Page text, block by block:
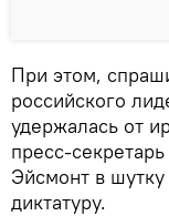
При этом,
российского
удержалась от
пресс-
Эйсмонт в
диктатуру.